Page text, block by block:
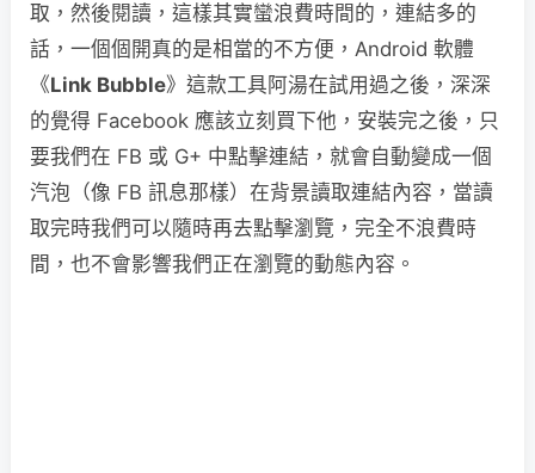
取，然後閱讀，這樣其實蠻浪費時間的，連結多的
話，一個個開真的是相當的不方便，Android 軟體
《Link Bubble》這款工具阿湯在試用過之後，深深
的覺得 Facebook 應該立刻買下他，安裝完之後，只
要我們在 FB 或 G+ 中點擊連結，就會自動變成一個
汽泡（像 FB 訊息那樣）在背景讀取連結內容，當讀
取完時我們可以隨時再去點擊瀏覽，完全不浪費時
間，也不會影響我們正在瀏覽的動態內容。